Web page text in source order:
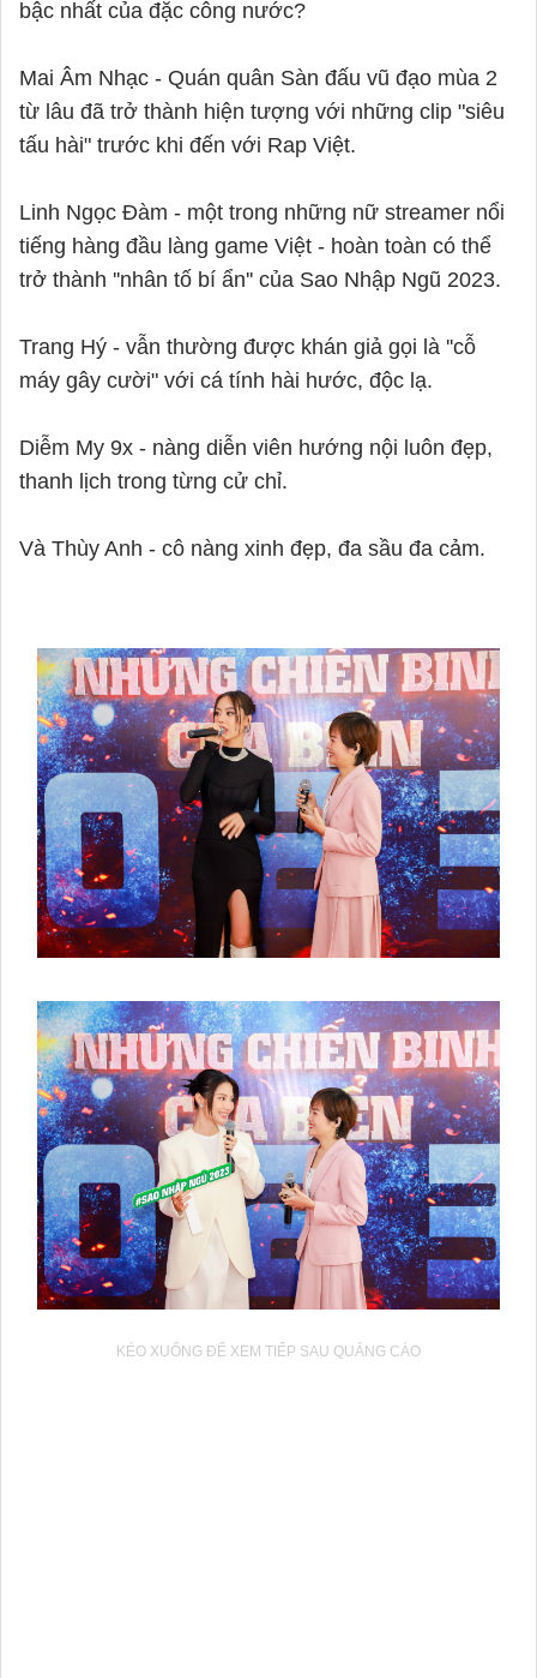
bậc nhất của đặc công nước?
Mai Âm Nhạc - Quán quân Sàn đấu vũ đạo mùa 2
từ lâu đã trở thành hiện tượng với những clip "siêu
tấu hài" trước khi đến với Rap Việt.
Linh Ngọc Đàm - một trong những nữ streamer nổi
tiếng hàng đầu làng game Việt - hoàn toàn có thể
trở thành ''nhân tố bí ẩn'' của Sao Nhập Ngũ 2023.
Trang Hý - vẫn thường được khán giả gọi là ''cỗ
máy gây cười" với cá tính hài hước, độc lạ.
Diễm My 9x - nàng diễn viên hướng nội luôn đẹp,
thanh lịch trong từng cử chỉ.